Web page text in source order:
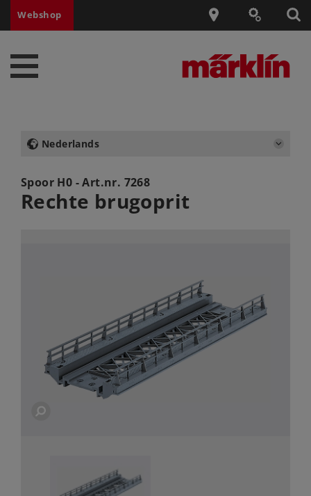
Webshop
Nederlands
Spoor H0 - Art.nr. 7268
Rechte brugoprit